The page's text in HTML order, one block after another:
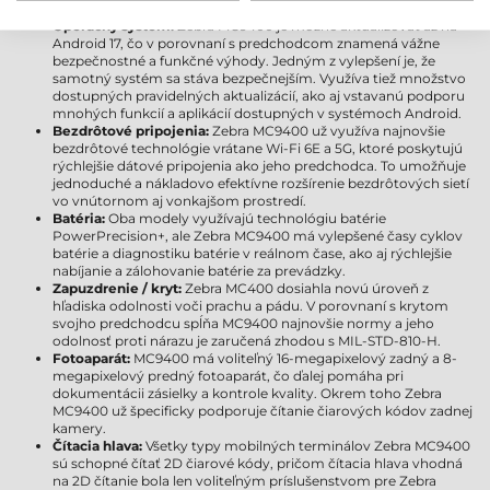
Operačný systém: Zebra MC9400 je možné aktualizovať až na
Android 17, čo v porovnaní s predchodcom znamená vážne
bezpečnostné a funkčné výhody. Jedným z vylepšení je, že
samotný systém sa stáva bezpečnejším. Využíva tiež množstvo
dostupných pravidelných aktualizácií, ako aj vstavanú podporu
mnohých funkcií a aplikácií dostupných v systémoch Android.
Bezdrôtové pripojenia: Zebra MC9400 už využíva najnovšie
bezdrôtové technológie vrátane Wi-Fi 6E a 5G, ktoré poskytujú
rýchlejšie dátové pripojenia ako jeho predchodca. To umožňuje
jednoduché a nákladovo efektívne rozšírenie bezdrôtových sietí
vo vnútornom aj vonkajšom prostredí.
Batéria: Oba modely využívajú technológiu batérie
PowerPrecision+, ale Zebra MC9400 má vylepšené časy cyklov
batérie a diagnostiku batérie v reálnom čase, ako aj rýchlejšie
nabíjanie a zálohovanie batérie za prevádzky.
Zapuzdrenie / kryt: Zebra MC400 dosiahla novú úroveň z
hľadiska odolnosti voči prachu a pádu. V porovnaní s krytom
svojho predchodcu spĺňa MC9400 najnovšie normy a jeho
odolnosť proti nárazu je zaručená zhodou s MIL-STD-810-H.
Fotoaparát: MC9400 má voliteľný 16-megapixelový zadný a 8-
megapixelový predný fotoaparát, čo ďalej pomáha pri
dokumentácii zásielky a kontrole kvality. Okrem toho Zebra
MC9400 už špecificky podporuje čítanie čiarových kódov zadnej
kamery.
Čítacia hlava: Všetky typy mobilných terminálov Zebra MC9400
sú schopné čítať 2D čiarové kódy, pričom čítacia hlava vhodná
na 2D čítanie bola len voliteľným príslušenstvom pre Zebra